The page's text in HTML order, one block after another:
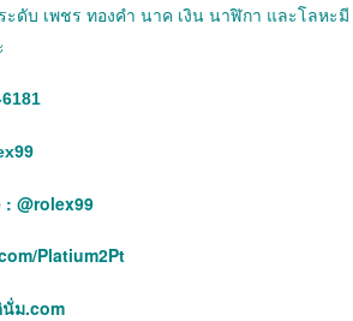
ดับ เพชร ทองคำ นาค เงิน นาฬิกา และโลหะมี
: @rolex99
Platium2Pt
ม.com